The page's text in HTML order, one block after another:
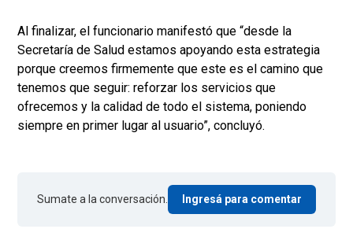
Al finalizar, el funcionario manifestó que “desde la
Secretaría de Salud estamos apoyando esta estrategia
porque creemos firmemente que este es el camino que
tenemos que seguir: reforzar los servicios que
ofrecemos y la calidad de todo el sistema, poniendo
siempre en primer lugar al usuario”, concluyó.
Sumate a la conversación. Ingresá para comentar